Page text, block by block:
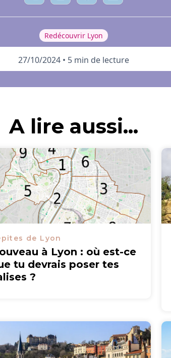
Redécouvrir Lyon
27/10/2024 • 5 min de lecture
A lire aussi...
de Lyon
à Lyon : où est-ce
tu devrais poser tes
?